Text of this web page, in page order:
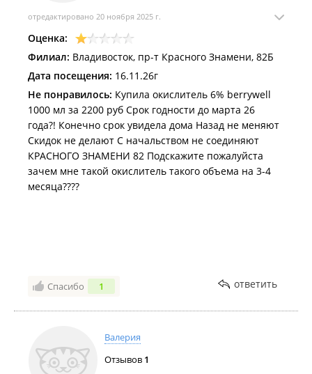
отредактировано 20 ноября 2025 г.
Оценка:
Филиал: Владивосток, пр-т Красного Знамени, 82Б
Дата посещения: 16.11.26г
Не понравилось: Купила окислитель 6% berrywell
1000 мл за 2200 руб Срок годности до марта 26
года?! Конечно срок увидела дома Назад не меняют
Скидок не делают С начальством не соединяют
КРАСНОГО ЗНАМЕНИ 82 Подскажите пожалуйста
зачем мне такой окислитель такого объема на 3-4
месяца????
Спасибо 1 ответить
Валерия
Отзывов 1